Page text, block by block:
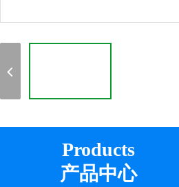
Products
产品中心